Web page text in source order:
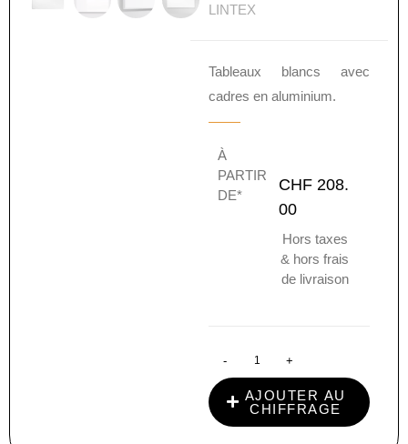
LINTEX
Tableaux blancs avec
cadres en aluminium.
À
PARTIR
DE*
CHF 208.
00
Hors taxes
& hors frais
de livraison
- +
AJOUTER AU
CHIFFRAGE